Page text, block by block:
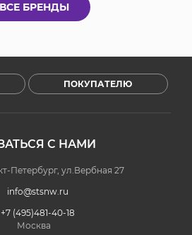
ВСЕ БРЕНДЫ
ПОКУПАТЕЛЮ
С НАМИ
Петербург, ул.Вербная 27
info@stsnw.ru
Москва
+7 (495)481-40-18